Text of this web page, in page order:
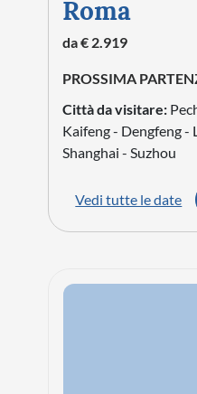
Roma
da € 2.919
PROSSIMA
Città da visitare:
Kaifeng - Dengfeng -
Shanghai - Suzhou
Vedi tutte le date